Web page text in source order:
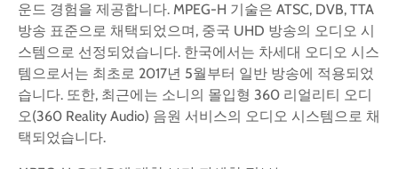
운드 경험을 제공합니다. MPEG-H 기술은 ATSC, DVB, TTA
방송 표준으로 채택되었으며, 중국 UHD 방송의 오디오 시
스템으로 선정되었습니다. 한국에서는 차세대 오디오 시스
템으로서는 최초로 2017년 5월부터 일반 방송에 적용되었
습니다. 또한, 최근에는 소니의 몰입형 360 리얼리티 오디
오(360 Reality Audio) 음원 서비스의 오디오 시스템으로 채
택되었습니다.